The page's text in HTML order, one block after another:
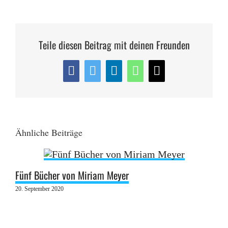
Teile diesen Beitrag mit deinen Freunden
Facebook
TwitterLinkedIn
WhatsApp
E-
Ähnliche Beiträge
Fünf Bücher von Miriam Meyer
20. September 2020